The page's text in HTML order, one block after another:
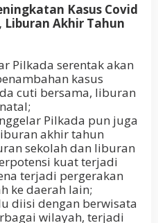
Kasus Covid
Liburan Akhir Tahun
Pilkada serentak akan
kasus
cuti bersama, liburan
Pilkada pun juga
akhir tahun
sekolah dan liburan
kuat terjadi
terjadi pergerakan
ke daerah lain;
diisi dengan berwisata
wilayah, terjadi